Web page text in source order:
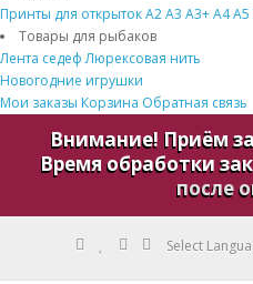
Принты для открытокA2A3 A3+A4A5
Товары для рыбаков
Лента седеф Люрексовая нить
Новогодние игрушки
Мои заказы Корзина Обратная связь
Внимание! Приём
Время обработки
после
Select